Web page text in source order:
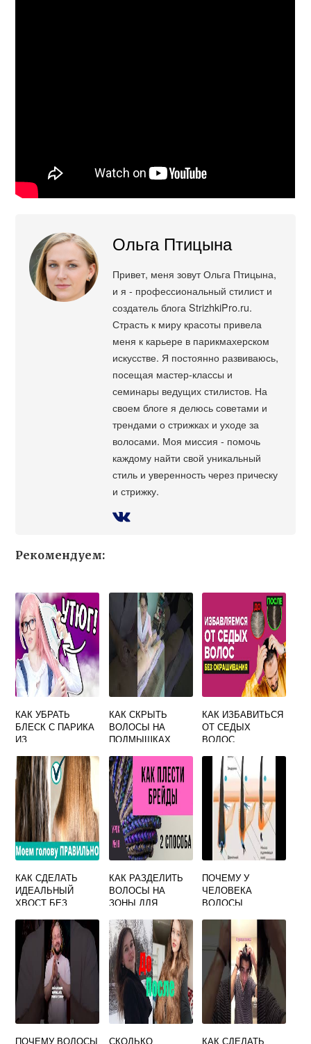
Ольга Птицына
Привет, меня зовут Ольга Птицына,
и я - профессиональный стилист и
создатель блога StrizhkiPro.ru.
Страсть к миру красоты привела
меня к карьере в парикмахерском
искусстве. Я постоянно развиваюсь,
посещая мастер-классы и
семинары ведущих стилистов. На
своем блоге я делюсь советами и
трендами о стрижках и уходе за
волосами. Моя миссия - помочь
каждому найти свой уникальный
стиль и уверенность через прическу
и стрижку.
Рекомендуем:
КАК УБРАТЬ
БЛЕСК С ПАРИКА
ИЗ
ВОЛОС
КАК СКРЫТЬ
ВОЛОСЫ НА
ПОДМЫШКАХ
КАК ИЗБАВИТЬСЯ
ОТ СЕДЫХ
ВОЛОС
КАК СДЕЛАТЬ
ИДЕАЛЬНЫЙ
ХВОСТ БЕЗ
ВОЛОС
КАК РАЗДЕЛИТЬ
ВОЛОСЫ НА
ЗОНЫ ДЛЯ
ПОЧЕМУ У
ЧЕЛОВЕКА
ВОЛОСЫ
МОРОЗНЫЙ ДЕНЬ
ПОКРЫВАЮТСЯ
ИНЕЕМ
ПОЧЕМУ ВОЛОСЫ
СКОЛЬКО
КАК СДЕЛАТЬ